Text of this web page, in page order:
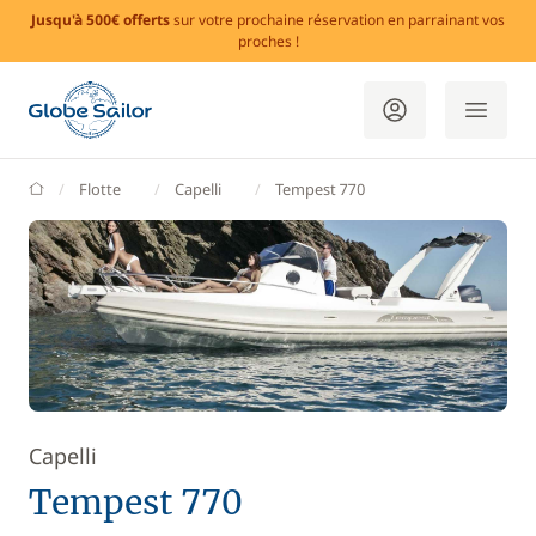
Jusqu'à 500€ offertssur votre prochaine réservation en parrainant vos
proches !
GlobeSailor
Flotte Capelli Tempest 770
Capelli
Tempest 770